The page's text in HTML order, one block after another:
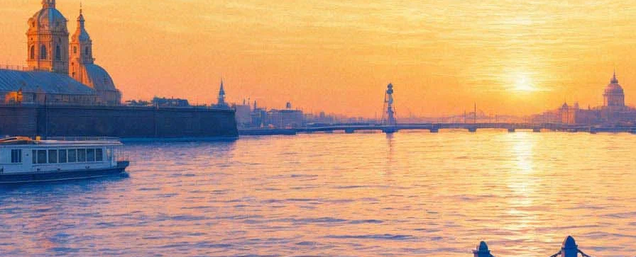
Фонтанный дом научит петербуржцев верить в невозможное
29 декабря 2015, вторник-24 января 2016, воскресенье
Версия для печати